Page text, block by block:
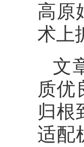
高原
术上
文
质优
归根
适配